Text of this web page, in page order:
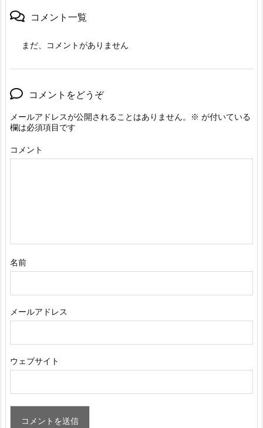
コメント一覧
まだ、コメントがありません
コメントをどうぞ
メールアドレスが公開されることはありません。 ※ が付いている
欄は必須項目です
コメント
名前
メールアドレス
ウェブサイト